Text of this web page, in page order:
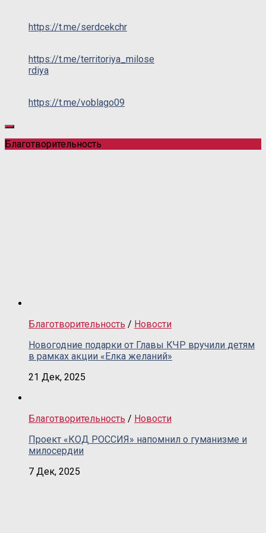
https://t.me/serdcekchr
https://t.me/territoriya_milose
rdiya
https://t.me/voblago09
Благотворительность
Благотворительность / Новости
Новогодние подарки от Главы КЧР вручили детям
в рамках акции «Елка желаний»
21 Дек, 2025
Благотворительность / Новости
Проект «КОД РОССИЯ» напомнил о гуманизме и
милосердии
7 Дек, 2025